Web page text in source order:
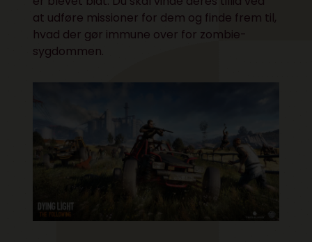
at udføre missioner for dem og finde frem til,
hvad der gør immune over for zombie-
sygdommen.